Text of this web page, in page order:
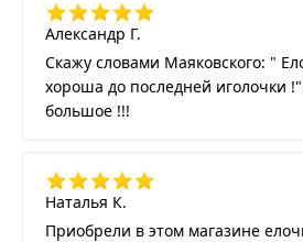
Александр Г.
Скажу словами Маяковского: "
хороша до последней иголочки
большое !!!
Наталья К.
Приобрели в этом магазине